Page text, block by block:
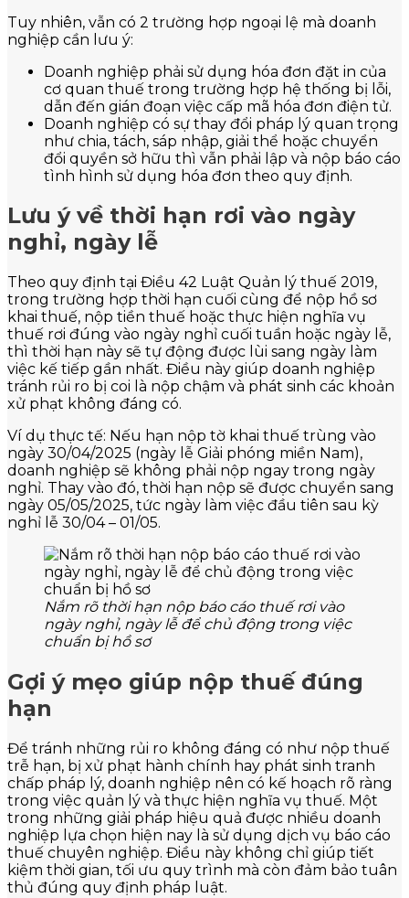
Tuy nhiên, vẫn có 2 trường hợp ngoại lệ mà doanh
nghiệp cần lưu ý:
Doanh nghiệp phải sử dụng hóa đơn đặt in của
cơ quan thuế trong trường hợp hệ thống bị lỗi,
dẫn đến gián đoạn việc cấp mã hóa đơn điện tử.
Doanh nghiệp có sự thay đổi pháp lý quan trọng
như chia, tách, sáp nhập, giải thể hoặc chuyển
đổi quyền sở hữu thì vẫn phải lập và nộp báo cáo
tình hình sử dụng hóa đơn theo quy định.
Lưu ý về thời hạn rơi vào ngày
nghỉ, ngày lễ
Theo quy định tại Điều 42 Luật Quản lý thuế 2019,
trong trường hợp thời hạn cuối cùng để nộp hồ sơ
khai thuế, nộp tiền thuế hoặc thực hiện nghĩa vụ
thuế rơi đúng vào ngày nghỉ cuối tuần hoặc ngày lễ,
thì thời hạn này sẽ tự động được lùi sang ngày làm
việc kế tiếp gần nhất. Điều này giúp doanh nghiệp
tránh rủi ro bị coi là nộp chậm và phát sinh các khoản
xử phạt không đáng có.
Ví dụ thực tế: Nếu hạn nộp tờ khai thuế trùng vào
ngày 30/04/2025 (ngày lễ Giải phóng miền Nam),
doanh nghiệp sẽ không phải nộp ngay trong ngày
nghỉ. Thay vào đó, thời hạn nộp sẽ được chuyển sang
ngày 05/05/2025, tức ngày làm việc đầu tiên sau kỳ
nghỉ lễ 30/04 – 01/05.
Nắm rõ thời hạn nộp báo cáo thuế rơi vào
ngày nghỉ, ngày lễ để chủ động trong việc
chuẩn bị hồ sơ
Gợi ý mẹo giúp nộp thuế đúng
hạn
Để tránh những rủi ro không đáng có như nộp thuế
trễ hạn, bị xử phạt hành chính hay phát sinh tranh
chấp pháp lý, doanh nghiệp nên có kế hoạch rõ ràng
trong việc quản lý và thực hiện nghĩa vụ thuế. Một
trong những giải pháp hiệu quả được nhiều doanh
nghiệp lựa chọn hiện nay là sử dụng dịch vụ báo cáo
thuế chuyên nghiệp. Điều này không chỉ giúp tiết
kiệm thời gian, tối ưu quy trình mà còn đảm bảo tuân
thủ đúng quy định pháp luật.